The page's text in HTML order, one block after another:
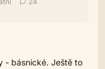
- básnické. Ještě to